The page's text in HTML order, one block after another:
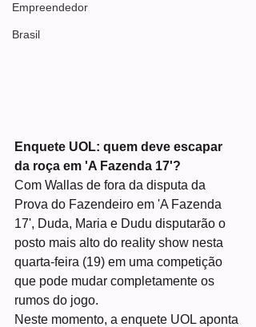
Empreendedor
Brasil
Enquete UOL: quem deve escapar
da roça em 'A Fazenda 17'?
Com Wallas de fora da disputa da
Prova do Fazendeiro em 'A Fazenda
17', Duda, Maria e Dudu disputarão o
posto mais alto do reality show nesta
quarta-feira (19) em uma competição
que pode mudar completamente os
rumos do jogo.
Neste momento, a enquete UOL aponta